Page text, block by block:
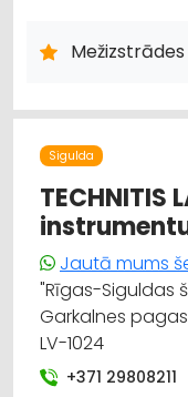
MEŽKOPĪBAS UN
CELTNIECĪBAS
GRANTS, SMILTS,
Sigulda
TECHNITIS
Jautā mums
"Rīgas-Siguldas
Garkalnes
LV-1024
+371 29808211